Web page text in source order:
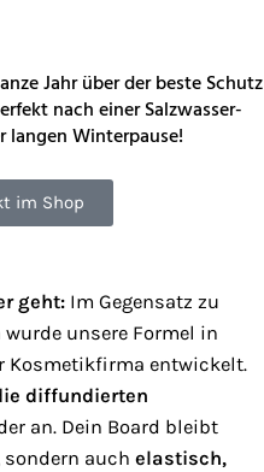
Jahr über der beste Schutz
nach einer Salzwasser-
langen Winterpause!
im Shop
geht: Im Gegensatz zu
unsere Formel in
Kosmetikfirma entwickelt.
diffundierten
an. Dein Board bleibt
auch elastisch,